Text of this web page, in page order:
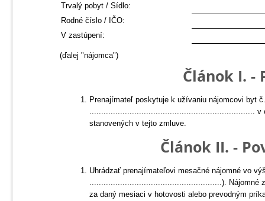
Trvalý pobyt / Sídlo:
Rodné číslo / IČO:
V zastúpení:
(ďalej "nájomca")
Článok I. -
Prenajímateľ poskytuje k užívaniu nájomcovi byt č.
...................................................................... v obci
stanovených v tejto zmluve.
Článok II. -
Uhrádzať prenajímateľovi mesačné nájomné vo výške
........................................................). Nájomné za daný mesiac bude uhradené prenajímateľovi najneskôr do 5. dňa
za daný mesiaci v hotovosti alebo